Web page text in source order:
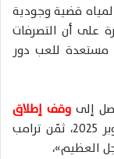
قضية وجودية
على أن التصرفات
مستعدة للعب دور
إلىوقف إطلاق
، وفي قمة شرم الشيخ للسلام في أكتوبر 2025، ثمّن ترامب
العظيم»،